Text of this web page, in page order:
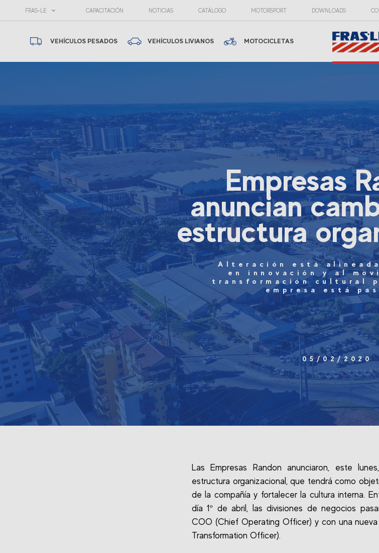
FRAS-LE CAPACITACIÓN NOTICIAS CATÁLOGO MOTORSPORT DOWNLOADS
VEHÍCULOS PESADOS VEHÍCULOS LIVIANOS MOTOCICLETAS
Empresas
anuncian
estructura
Alteración está
en innovación y al
transformación cultural
empresa está
05/02/2020
Las Empresas Randon anunciaron, este
estructura organizacional, que tendrá como
de la compañía y fortalecer la cultura interna.
día 1º de abril, las divisiones de negocios
COO (Chief Operating Officer) y con una
Transformation Officer).